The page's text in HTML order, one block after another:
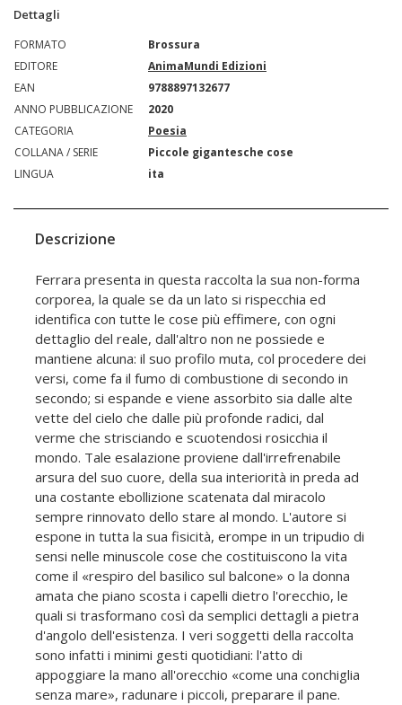
Dettagli
FORMATO
Brossura
EDITORE
AnimaMundi Edizioni
EAN
9788897132677
ANNO PUBBLICAZIONE
2020
CATEGORIA
Poesia
COLLANA / SERIE
Piccole gigantesche cose
LINGUA
ita
Descrizione
Ferrara presenta in questa raccolta la sua non-forma
corporea, la quale se da un lato si rispecchia ed
identifica con tutte le cose più effimere, con ogni
dettaglio del reale, dall'altro non ne possiede e
mantiene alcuna: il suo profilo muta, col procedere dei
versi, come fa il fumo di combustione di secondo in
secondo; si espande e viene assorbito sia dalle alte
vette del cielo che dalle più profonde radici, dal
verme che strisciando e scuotendosi rosicchia il
mondo. Tale esalazione proviene dall'irrefrenabile
arsura del suo cuore, della sua interiorità in preda ad
una costante ebollizione scatenata dal miracolo
sempre rinnovato dello stare al mondo. L'autore si
espone in tutta la sua fisicità, erompe in un tripudio di
sensi nelle minuscole cose che costituiscono la vita
come il «respiro del basilico sul balcone» o la donna
amata che piano scosta i capelli dietro l'orecchio, le
quali si trasformano così da semplici dettagli a pietra
d'angolo dell'esistenza. I veri soggetti della raccolta
sono infatti i minimi gesti quotidiani: l'atto di
appoggiare la mano all'orecchio «come una conchiglia
senza mare», radunare i piccoli, preparare il pane.